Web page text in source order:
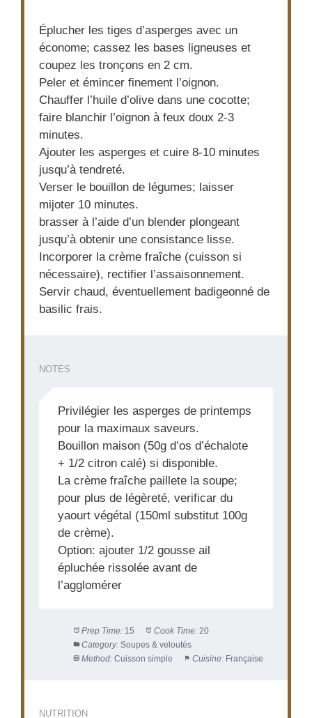
Éplucher les tiges d’asperges avec un
économe; cassez les bases ligneuses et
coupez les tronçons en 2 cm.
Peler et émincer finement l’oignon.
Chauffer l’huile d’olive dans une cocotte;
faire blanchir l’oignon à feux doux 2-3
minutes.
Ajouter les asperges et cuire 8-10 minutes
jusqu’à tendreté.
Verser le bouillon de légumes; laisser
mijoter 10 minutes.
brasser à l’aide d’un blender plongeant
jusqu’à obtenir une consistance lisse.
Incorporer la crème fraîche (cuisson si
nécessaire), rectifier l’assaisonnement.
Servir chaud, éventuellement badigeonné de
basilic frais.
NOTES
Privilégier les asperges de printemps
pour la maximaux saveurs.
Bouillon maison (50g d’os d’échalote
+ 1/2 citron calé) si disponible.
La crème fraîche paillete la soupe;
pour plus de légèreté, verificar du
yaourt végétal (150ml substitut 100g
de crème).
Option: ajouter 1/2 gousse ail
épluchée rissolée avant de
l’agglomérer
Prep Time: 15 Cook Time: 20
Category: Soupes & veloutés
Method: Cuisson simple Cuisine: Française
NUTRITION